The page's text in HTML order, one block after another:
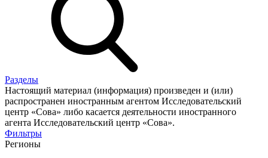
Разделы
Настоящий материал (информация) произведен и (или)
распространен иностранным агентом Исследовательский
центр «Сова» либо касается деятельности иностранного
агента Исследовательский центр «Сова».
Фильтры
Регионы